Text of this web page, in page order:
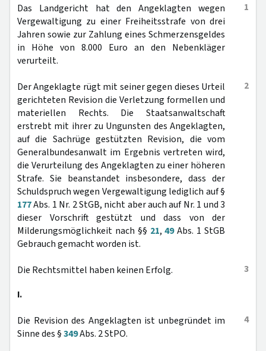
1
Das Landgericht hat den Angeklagten wegen
Vergewaltigung zu einer Freiheitsstrafe von drei
Jahren sowie zur Zahlung eines Schmerzensgeldes
in Höhe von 8.000 Euro an den Nebenkläger
verurteilt.
2
Der Angeklagte rügt mit seiner gegen dieses Urteil
gerichteten Revision die Verletzung formellen und
materiellen Rechts. Die Staatsanwaltschaft
erstrebt mit ihrer zu Ungunsten des Angeklagten,
auf die Sachrüge gestützten Revision, die vom
Generalbundesanwalt im Ergebnis vertreten wird,
die Verurteilung des Angeklagten zu einer höheren
Strafe. Sie beanstandet insbesondere, dass der
Schuldspruch wegen Vergewaltigung lediglich auf §
177Abs. 1 Nr. 2 StGB, nicht aber auch auf Nr. 1 und 3
dieser Vorschrift gestützt und dass von der
Milderungsmöglichkeit nach §§ 21,49Abs. 1 StGB
Gebrauch gemacht worden ist.
3
Die Rechtsmittel haben keinen Erfolg.
I.
4
Die Revision des Angeklagten ist unbegründet im
Sinne des §349Abs. 2 StPO.